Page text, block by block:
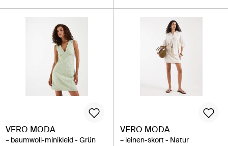
VERO MODA
– baumwoll-minikleid - Grün
VERO MODA
– leinen-skort - Natur